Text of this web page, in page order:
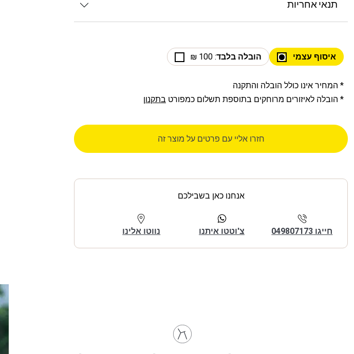
תנאי אחריות
איסוף עצמי הובלה בלבד: 100 ₪
* המחיר אינו כולל הובלה והתקנה
* הובלה לאיזורים מרוחקים בתוספת תשלום כמפורט בתקנון
חזרו אליי עם פרטים על מוצר זה
אנחנו כאן בשבילכם
חייגו 049807173 צ'וטטו איתנו נווטו אלינו